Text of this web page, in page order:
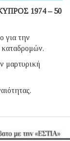
ΚΥΠΡΟΣ 1974 – 50
για την
καταδρομών.
μαρτυρική